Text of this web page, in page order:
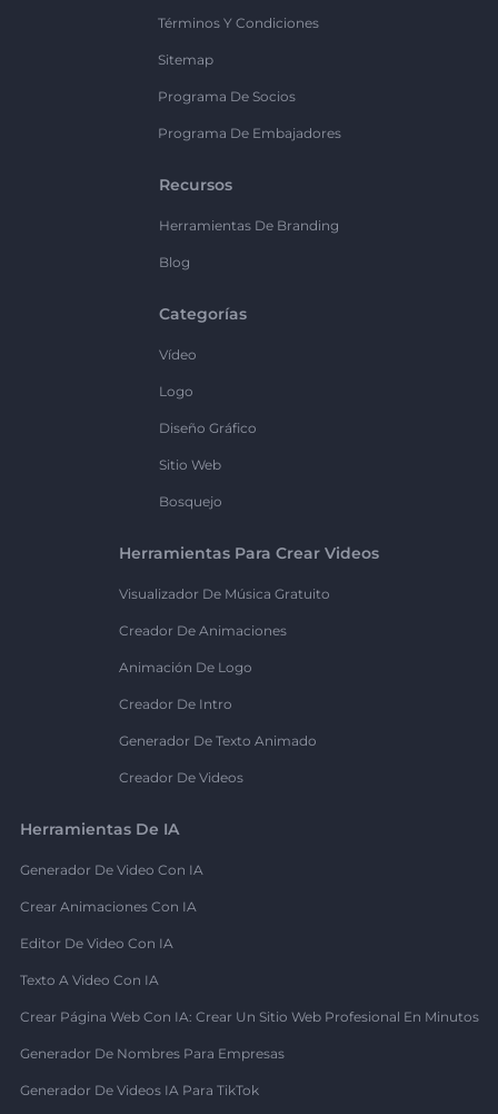
Términos Y Condiciones
Sitemap
Programa De Socios
Programa De Embajadores
Recursos
Herramientas De Branding
Blog
Categorías
Vídeo
Logo
Diseño Gráfico
Sitio Web
Bosquejo
Herramientas Para Crear Videos
Visualizador De Música Gratuito
Creador De Animaciones
Animación De Logo
Creador De Intro
Generador De Texto Animado
Creador De Videos
Herramientas De IA
Generador De Video Con IA
Crear Animaciones Con IA
Editor De Video Con IA
Texto A Video Con IA
Crear Página Web Con IA: Crear Un Sitio Web Profesional En Minutos
Generador De Nombres Para Empresas
Generador De Videos IA Para TikTok